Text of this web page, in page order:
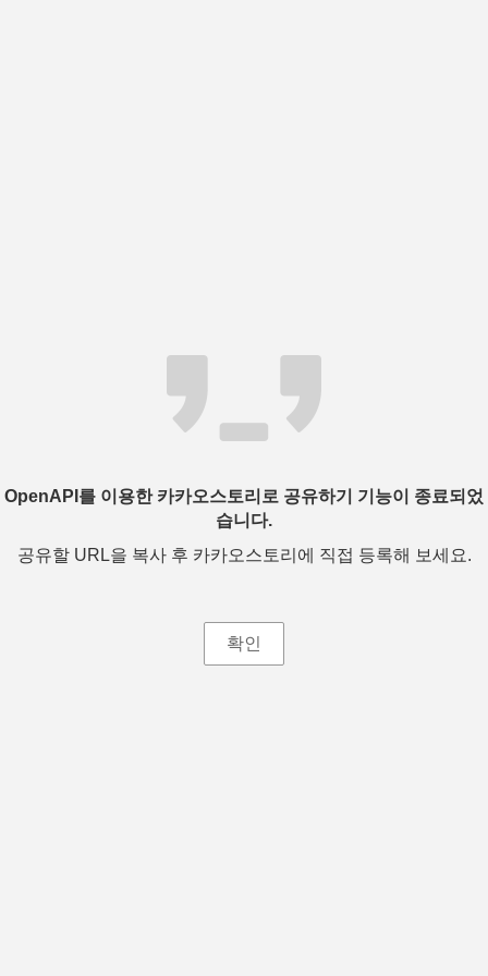
OpenAPI를 이용한 카카오스토리로 공유하기 기능이 종료되었
습니다.
공유할 URL을 복사 후 카카오스토리에 직접 등록해 보세요.
확인